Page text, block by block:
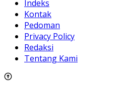
Indeks
Kontak
Pedoman
Privacy Policy
Redaksi
Tentang Kami